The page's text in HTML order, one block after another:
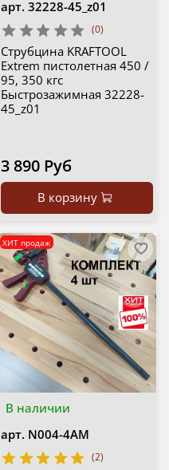
арт. 32228-45_z01
(0)
Струбцина KRAFTOOL
Extrem пистолетная 450 /
95, 350 кгс
Быстрозажимная 32228-
45_z01
3 890 Руб
В корзину
В наличии
ХИТ продаж
арт. N004-4AM
(2)